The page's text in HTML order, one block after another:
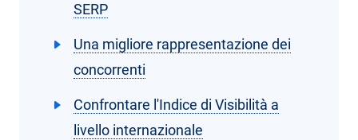
SERP
Una migliore rappresentazione dei
concorrenti
Confrontare l'Indice di Visibilità a
livello internazionale